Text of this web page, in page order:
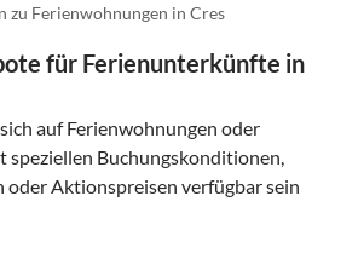
zu Ferienwohnungen in Cres
für Ferienunterkünfte in
auf Ferienwohnungen oder
speziellen Buchungskonditionen,
oder Aktionspreisen verfügbar sein